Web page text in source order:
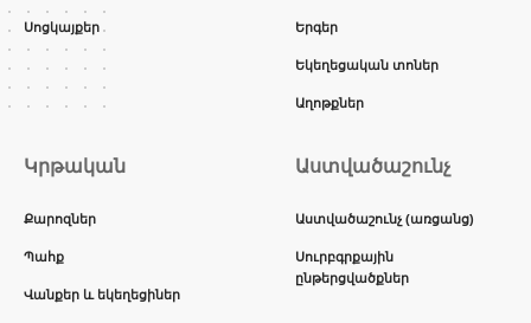
Սոցկայքեր Երգեր
Եկեղեցական տոներ
Աղոթքներ
Կրթական
Քարոզներ
Պահք
Վանքեր և եկեղեցիներ
Աստվածաշունչ
Աստվածաշունչ (առցանց)
Սուրբգրքային
ընթերցվածքներ